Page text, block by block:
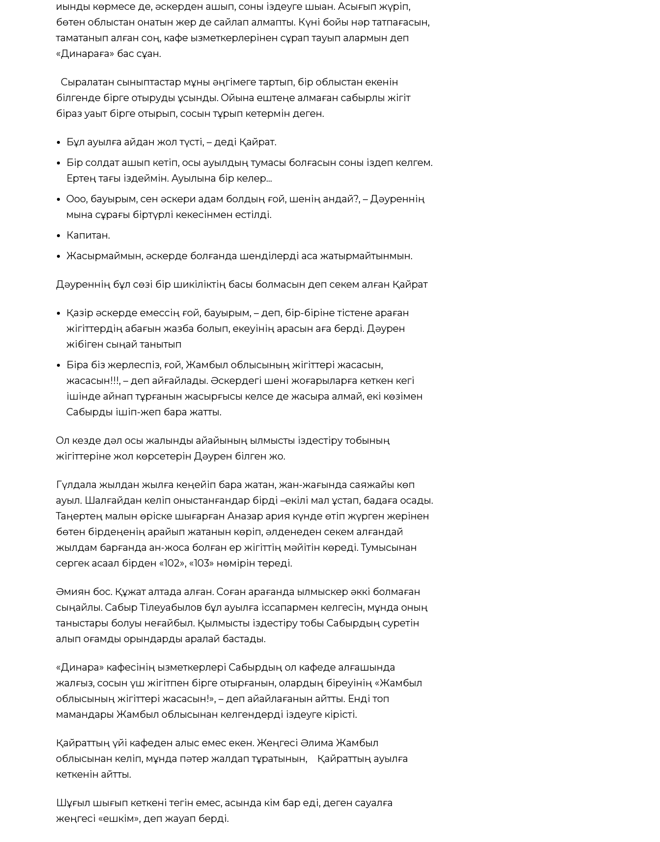
қиындық көрмесе де, әскерден қашып, соны іздеуге шыққан. Асығып жүріп,
бөтен облыстан қонатын жер де сайлап алмапты. Күні бойы нәр татпағасын,
тамақтанып алған соң, кафе қызметкерлерінен сұрап тауып алармын деп
«Динараға» бас сұққан.
Сыралатқан сыныптастар мұны әңгімеге тартып, бір облыстан екенін
білгенде бірге отыруды ұсынды. Ойына ештеңе алмаған сабырлы жігіт
біраз уақыт бірге отырып, сосын тұрып кетермін деген.
Бұл ауылға қайдан жол түсті, – деді Қайрат.
Бір солдат қашып кетіп, осы ауылдың тумасы болғасын соны іздеп келгем.
Ертең тағы іздеймін. Ауылына бір келер…
Ооо, бауырым, сен әскери адам болдың ғой, шенің қандай?, – Дәуреннің
мына сұрағы біртүрлі кекесінмен естілді.
Капитан.
Жасырмаймын, әскерде болғанда шенділерді аса жақтырмайтынмын.
Дәуреннің бұл сөзі бір шикіліктің басы болмасын деп секем алған Қайрат
Қазір әскерде емессің ғой, бауырым, – деп, бір-біріне тістене қараған
жігіттердің қабағын жазбақ болып, екеуінің арқасын қаға берді. Дәурен
жібіген сыңай танытып
Бірақ біз жерлеспіз, ғой, Жамбыл облысының жігіттері жасасын,
жасасын!!!, – деп айғайлады. Әскердегі шені жоғарыларға кеткен кегі
ішінде қайнап тұрғанын жасырғысы келсе де жасыра алмай, екі көзімен
Сабырды ішіп-жеп бара жатты.
Ол кезде дәл осы жалынды айқайының қылмыстық іздестіру тобының
жігіттеріне жол көрсетерін Дәурен білген жоқ.
Гүлдала жылдан жылға кеңейіп бара жатқан, жан-жағында саяжайы көп
ауыл. Шалғайдан келіп қоныстанғандар бірді –екілі мал ұстап, бадаға қосады.
Таңертең малын өріске шығарған Ақназар қария күнде өтіп жүрген жерінен
бөтен бірдеңенің қарайып жатқанын көріп, әлденеден секем алғандай
жылдам барғанда қан-жоса болған ер жігіттің мәйітін көреді. Тумысынан
сергек ақсақал бірден «102», «103» нөмірін тереді.
Әмиян бос. Құжат қалтада қалған. Соған қарағанда қылмыскер әккі болмаған
сыңайлы. Сабыр Тілеуқабылов бұл ауылға іссапармен келгесін, мұнда оның
таныстары болуы неғайбыл. Қылмыстық іздестіру тобы Сабырдың суретін
алып қоғамдық орындарды аралай бастады.
«Динара» кафесінің қызметкерлері Сабырдың ол кафеде алғашында
жалғыз, сосын үш жігітпен бірге отырғанын, олардың біреуінің «Жамбыл
облысының жігіттері жасасын!», – деп айқайлағанын айтты. Енді топ
мамандары Жамбыл облысынан келгендерді іздеуге кірісті.
Қайраттың үйі кафеден алыс емес екен. Жеңгесі Әлима Жамбыл
облысынан келіп, мұнда пәтер жалдап тұратынын, Қайраттың ауылға
кеткенін айтты.
Шұғыл шығып кеткені тегін емес, қасында кім бар еді, деген сауалға
жеңгесі «ешкім», деп жауап берді.